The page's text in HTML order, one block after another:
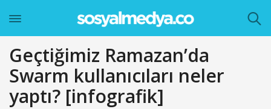
Geçtiğimiz Ramazan’da
Swarm kullanıcıları neler
yaptı? [infografik]